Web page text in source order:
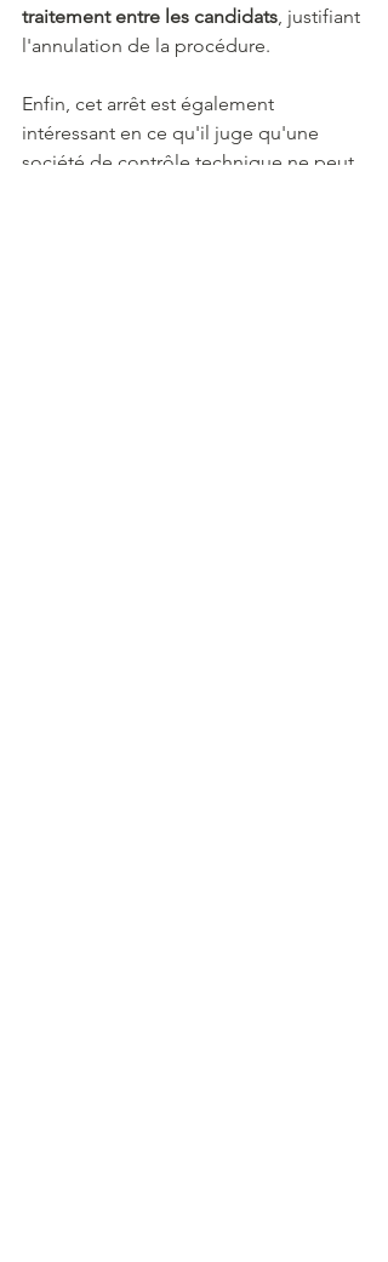
traitement entre les candidats, justifiant
l'annulation de la procédure.
Enfin, cet arrêt est également
intéressant en ce qu'il juge qu'une
société de contrôle technique ne peut